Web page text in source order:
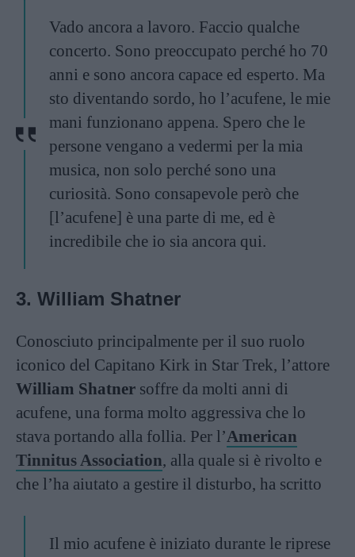
Vado ancora a lavoro. Faccio qualche
concerto. Sono preoccupato perché ho 70
anni e sono ancora capace ed esperto. Ma
sto diventando sordo, ho l’acufene, le mie
mani funzionano appena. Spero che le
persone vengano a vedermi per la mia
musica, non solo perché sono una
curiosità. Sono consapevole però che
[l’acufene] è una parte di me, ed è
incredibile che io sia ancora qui.
3. William Shatner
Conosciuto principalmente per il suo ruolo
iconico del Capitano Kirk in Star Trek, l’attore
William Shatner soffre da molti anni di
acufene, una forma molto aggressiva che lo
stava portando alla follia. Per l’American
Tinnitus Association, alla quale si è rivolto e
che l’ha aiutato a gestire il disturbo, ha scritto
Il mio acufene è iniziato durante le riprese